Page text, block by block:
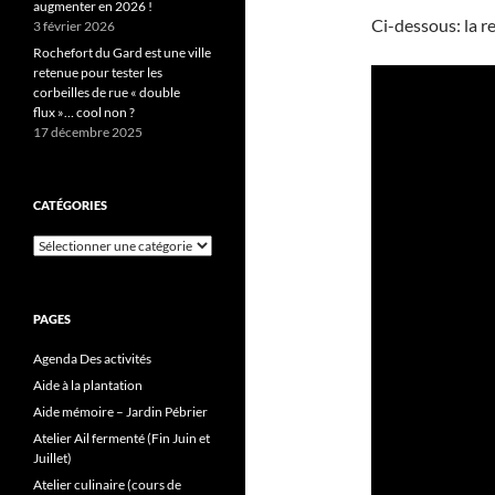
Ci-dessous: la
augmenter en 2026 !
3 février 2026
Rochefort du Gard est une ville
retenue pour tester les
corbeilles de rue « double
flux »… cool non ?
17 décembre 2025
CATÉGORIES
Catégories
PAGES
Agenda Des activités
Aide à la plantation
Aide mémoire – Jardin Pébrier
Atelier Ail fermenté (Fin Juin et
Juillet)
Atelier culinaire (cours de